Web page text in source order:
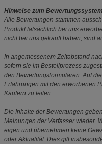
Hinweise zum Bewertungssystem
Alle Bewertungen stammen
Produkt tatsächlich bei uns
nicht bei uns gekauft haben, sind
In angemessenem Zeitabstand
sofern sie im Bestellprozess
den Bewertungsformularen. Auf
Erfahrungen mit den erworbenen
Käufern zu teilen.
Die Inhalte der Bewertungen
Meinungen der Verfasser wieder.
eigen und übernehmen keine
oder Aktualität. Dies gilt